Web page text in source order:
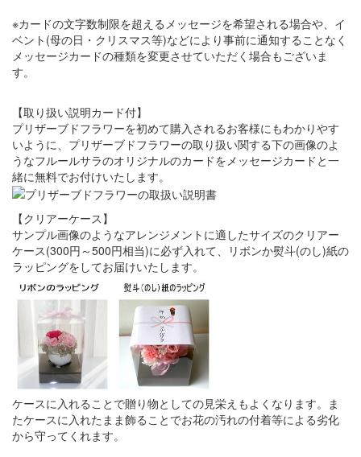
※カードの文字数制限を超えるメッセージを希望される場合や、イ
ベント(母の日・クリスマス等)などにより事前に通知することなく
メッセージカードの種類を変更させていただく場合もございま
す。
【取り扱い説明カード付】
プリザーブドフラワーを初めて購入されるお客様にもわかりやす
いように、プリザーブドフラワーの取り扱い関する下の画像のよ
うなフルールサラのオリジナルのカードをメッセージカードと一
緒に無料でお付けいたします。
【クリアーケース】
サンプル画像のようなアレンジメントに適したサイズのクリアー
ケース(300円～500円相当)に必ず入れて、リボンか熨斗(のし)紙の
ラッピングをしてお届けいたします。
ケースに入れることで贈り物としての見栄えもよくなります。ま
たケースに入れたまま飾ることでお花の汚れの付着等による劣化
から守ってくれます。